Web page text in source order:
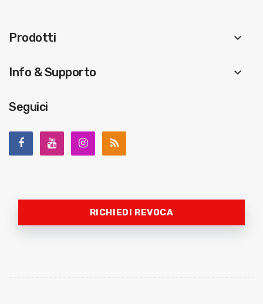
Prodotti keyboard_arrow_down
Info & Supporto keyboard_arrow_down
Seguici
RICHIEDI REVOCA